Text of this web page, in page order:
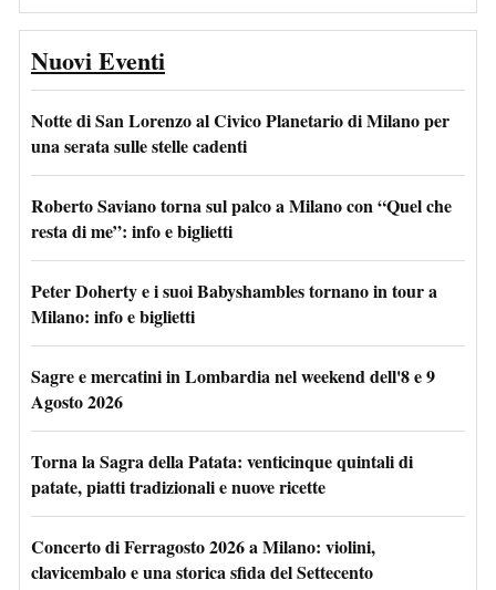
Nuovi Eventi
Notte di San Lorenzo al Civico Planetario di Milano per
una serata sulle stelle cadenti
Roberto Saviano torna sul palco a Milano con “Quel che
resta di me”: info e biglietti
Peter Doherty e i suoi Babyshambles tornano in tour a
Milano: info e biglietti
Sagre e mercatini in Lombardia nel weekend dell'8 e 9
Agosto 2026
Torna la Sagra della Patata: venticinque quintali di
patate, piatti tradizionali e nuove ricette
Concerto di Ferragosto 2026 a Milano: violini,
clavicembalo e una storica sfida del Settecento